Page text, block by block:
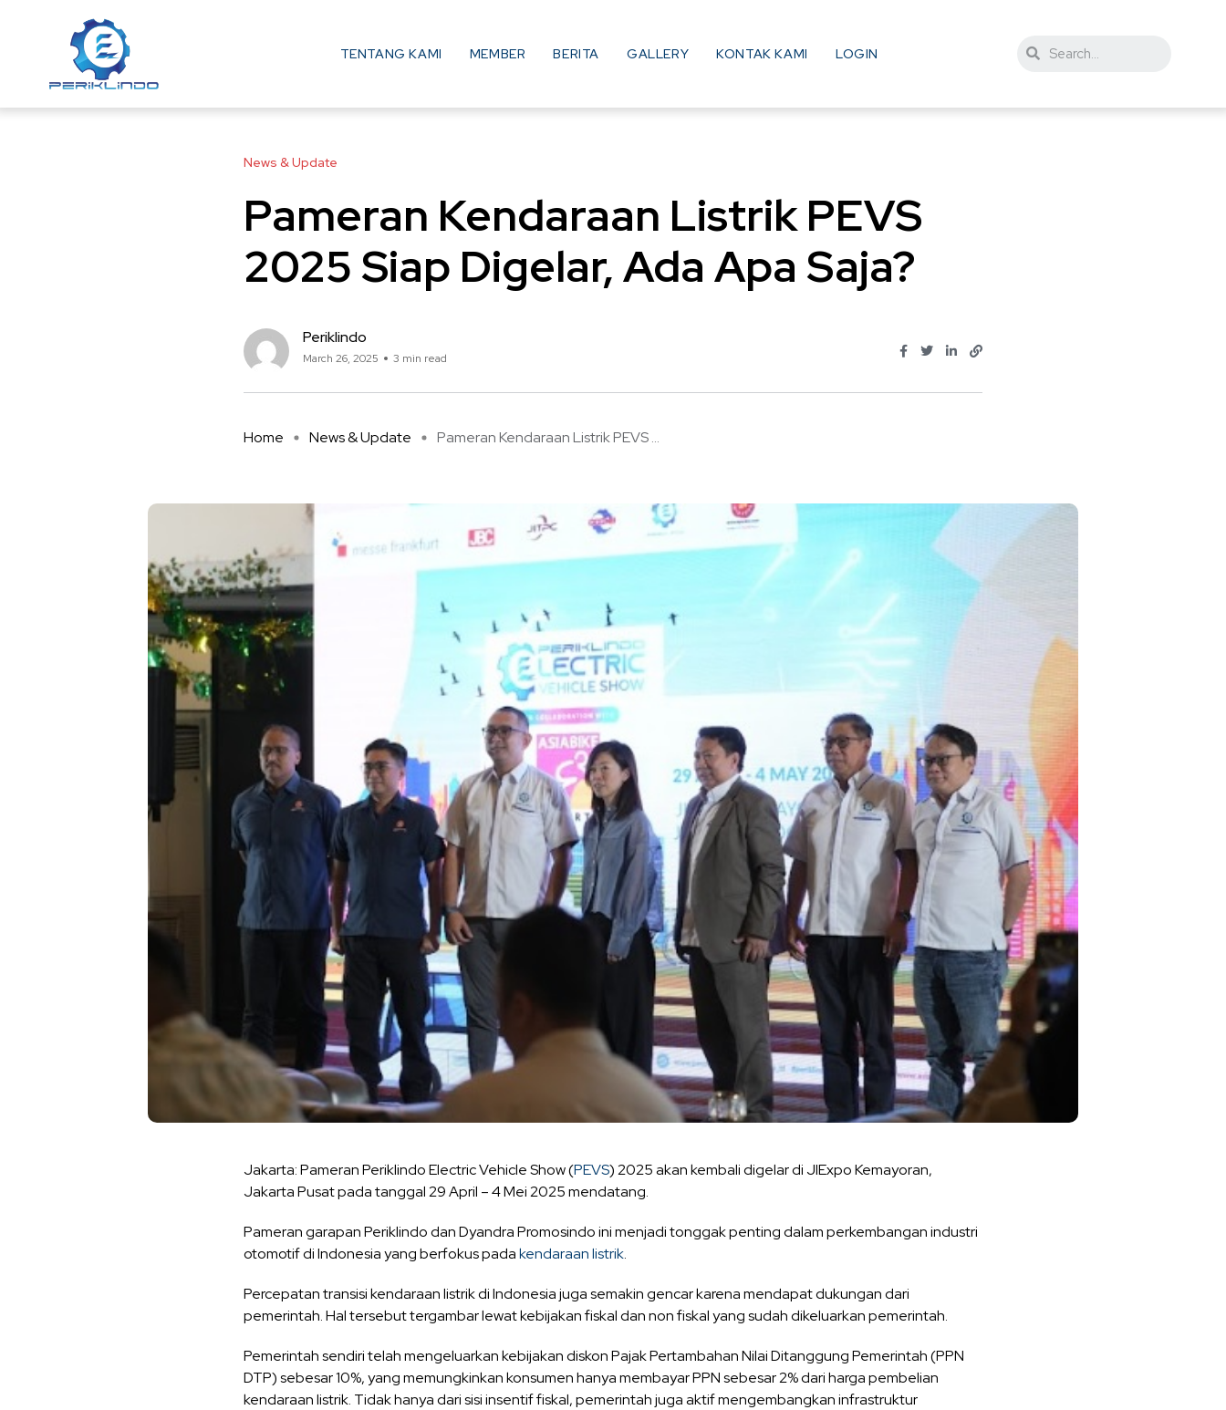
TENTANG KAMI MEMBER BERITA GALLERY KONTAK KAMI LOGIN
News & Update
Pameran Kendaraan Listrik PEVS
2025 Siap Digelar, Ada Apa Saja?
Periklindo
March 26, 2025 3 min read
Home News & Update Pameran Kendaraan Listrik PEVS ...
Jakarta: Pameran Periklindo Electric Vehicle Show (PEVS) 2025 akan kembali digelar di JIExpo Kemayoran,
Jakarta Pusat pada tanggal 29 April – 4 Mei 2025 mendatang.
Pameran garapan Periklindo dan Dyandra Promosindo ini menjadi tonggak penting dalam perkembangan industri
otomotif di Indonesia yang berfokus padakendaraan listrik.
Percepatan transisi kendaraan listrik di Indonesia juga semakin gencar karena mendapat dukungan dari
pemerintah. Hal tersebut tergambar lewat kebijakan fiskal dan non fiskal yang sudah dikeluarkan pemerintah.
Pemerintah sendiri telah mengeluarkan kebijakan diskon Pajak Pertambahan Nilai Ditanggung Pemerintah (PPN
DTP) sebesar 10%, yang memungkinkan konsumen hanya membayar PPN sebesar 2% dari harga pembelian
kendaraan listrik. Tidak hanya dari sisi insentif fiskal, pemerintah juga aktif mengembangkan infrastruktur